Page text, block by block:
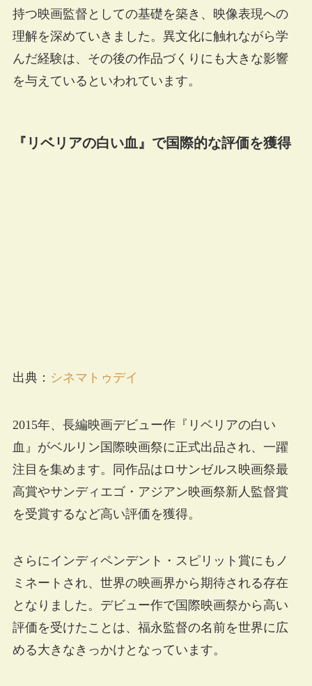
持つ映画監督としての基礎を築き、映像表現への
理解を深めていきました。異文化に触れながら学
んだ経験は、その後の作品づくりにも大きな影響
を与えているといわれています。
『リベリアの白い血』で国際的な評価を獲得
出典： シネマトゥデイ
2015年、長編映画デビュー作『リベリアの白い
血』がベルリン国際映画祭に正式出品され、一躍
注目を集めます。同作品はロサンゼルス映画祭最
高賞やサンディエゴ・アジアン映画祭新人監督賞
を受賞するなど高い評価を獲得。
さらにインディペンデント・スピリット賞にもノ
ミネートされ、世界の映画界から期待される存在
となりました。デビュー作で国際映画祭から高い
評価を受けたことは、福永監督の名前を世界に広
める大きなきっかけとなっています。